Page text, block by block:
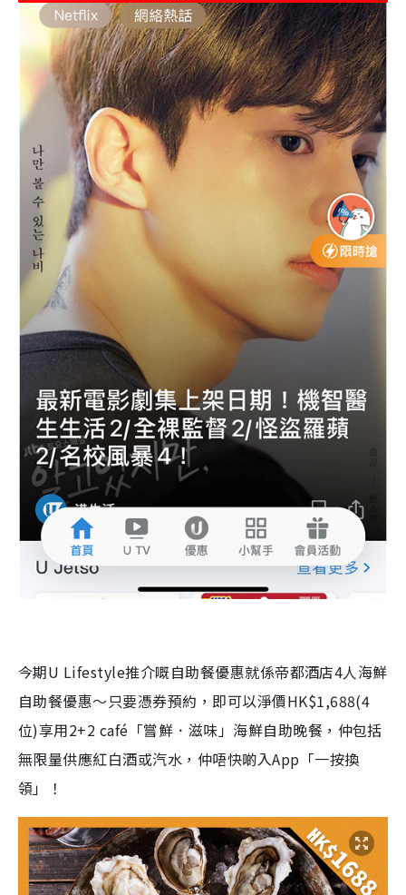
今期U Lifestyle推介嘅自助餐優惠就係帝都酒店4人海鮮
自助餐優惠～只要憑券預約，即可以淨價HK$1,688(4
位)享用2+2 café 「嘗鮮．滋味」海鮮自助晚餐，仲包括
無限量供應紅白酒或汽水，仲唔快啲入App 「一按換
領」！